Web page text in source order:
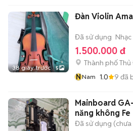
38 giây trước 5
Đàn Violin
Đã sử dụng
1.500.000 đ
Thành phố
NNam 1.0 9 đã
Mainboard
năng không Fe
Đã sử dụng (chưa